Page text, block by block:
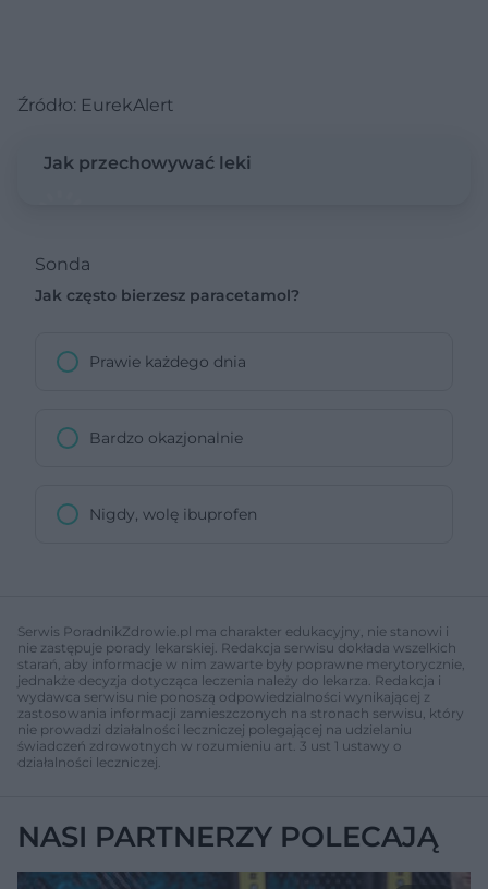
Źródło: EurekAlert
Jak przechowywać leki
Sonda
Jak często bierzesz paracetamol?
Prawie każdego dnia
Bardzo okazjonalnie
Nigdy, wolę ibuprofen
Serwis PoradnikZdrowie.pl ma charakter edukacyjny, nie stanowi i
nie zastępuje porady lekarskiej. Redakcja serwisu dokłada wszelkich
starań, aby informacje w nim zawarte były poprawne merytorycznie,
jednakże decyzja dotycząca leczenia należy do lekarza. Redakcja i
wydawca serwisu nie ponoszą odpowiedzialności wynikającej z
zastosowania informacji zamieszczonych na stronach serwisu, który
nie prowadzi działalności leczniczej polegającej na udzielaniu
świadczeń zdrowotnych w rozumieniu art. 3 ust 1 ustawy o
działalności leczniczej.
NASI PARTNERZY POLECAJĄ